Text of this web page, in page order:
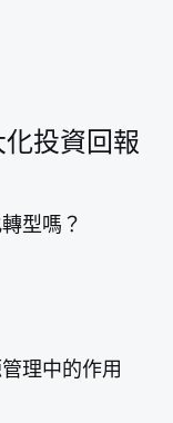
投資回報
型嗎？
理中的作用